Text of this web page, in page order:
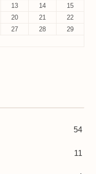
13 14
15
20 21
22
27 28
29
54
11